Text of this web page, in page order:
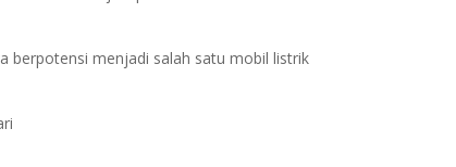
berpotensi menjadi salah satu mobil listrik